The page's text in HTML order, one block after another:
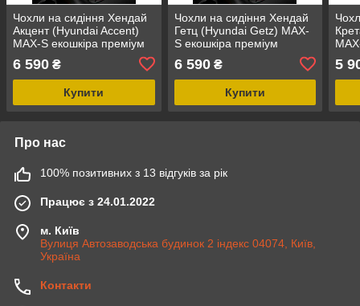
Чохли на сидіння Хендай
Акцент (Hyundai Accent)
MAX-S екошкіра преміум
6 590 ₴
Купити
Чохли на сидіння Хендай
Гетц (Hyundai Getz) MAX-
S екошкіра преміум
6 590₴
Купити
5
Про нас
100% позитивних з 13 відгуків за рік
Працює з 24.01.2022
м. Київ
Вулиця Автозаводська будинок 2 індекс 04074, Київ,
Україна
Контакти